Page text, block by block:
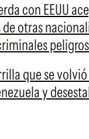
con EEUU
otras
que se
y